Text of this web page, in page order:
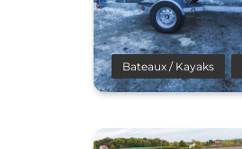
Bateaux / Kayaks